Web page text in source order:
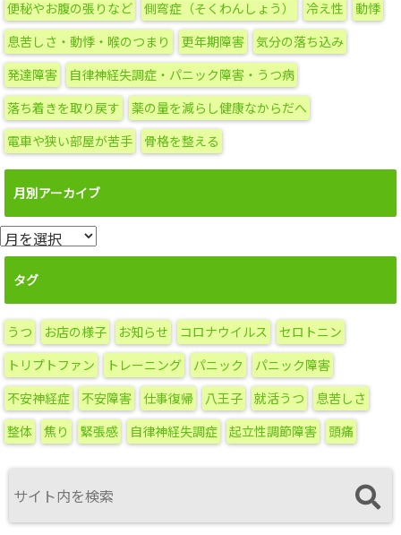
便秘やお腹の張りなど 側弯症（そくわんしょう） 冷え性 動悸
息苦しさ・動悸・喉のつまり 更年期障害 気分の落ち込み
発達障害 自律神経失調症・パニック障害・うつ病
落ち着きを取り戻す 薬の量を減らし健康なからだへ
電車や狭い部屋が苦手 骨格を整える
月別アーカイブ
月
別
ー
カ
イ
ブ
タグ
うつ お店の様子 お知らせ コロナウイルス セロトニン
トリプトファン トレーニング パニック パニック障害
不安神経症 不安障害 仕事復帰 八王子 就活うつ 息苦しさ
整体 焦り 緊張感 自律神経失調症 起立性調節障害 頭痛